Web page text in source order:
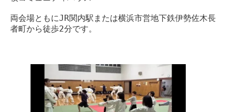
両会場ともにJR関内駅または横浜市営地下鉄伊勢佐木長
者町から徒歩2分です。